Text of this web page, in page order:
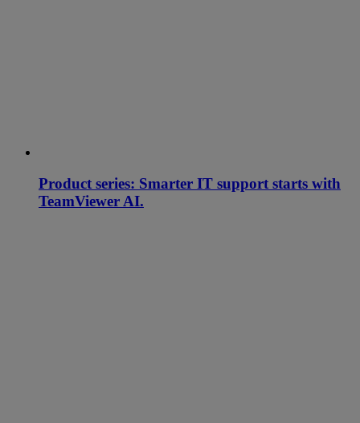
Product series: Smarter IT support starts with
TeamViewer AI.